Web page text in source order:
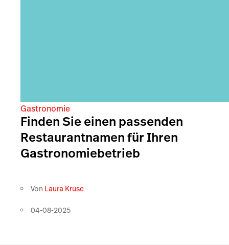
Gastronomie
Finden Sie einen passenden
Restaurantnamen für Ihren
Gastronomiebetrieb
Von Laura Kruse
04-08-2025